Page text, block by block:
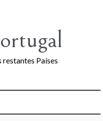
restantes Países